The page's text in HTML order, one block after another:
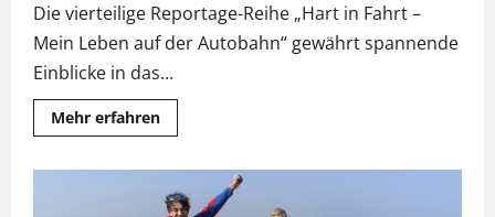
Die vierteilige Reportage-Reihe „Hart in Fahrt –
Mein Leben auf der Autobahn“ gewährt spannende
Einblicke in das...
Mehr erfahrenMehr
Informationen
Fahrt“:
RTLzwei